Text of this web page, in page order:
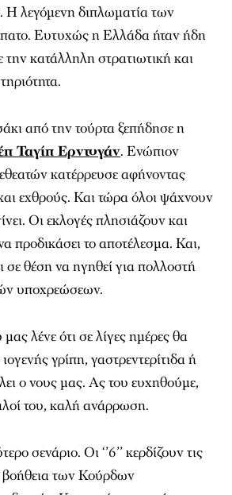
. Η λεγόμενη διπλωματία των
Ευτυχώς η Ελλάδα ήταν ήδη
την κατάλληλη στρατιωτική και
από την τούρτα ξεπήδησε η
Ταγίπ Ερντογάν. Ενώπιον
κατέρρευσε αφήνοντας
εχθρούς. Και τώρα όλοι ψάχνουν
Οι εκλογές πλησιάζουν και
προδικάσει το αποτέλεσμα. Και,
σε θέση να ηγηθεί για πολλοστή
υποχρεώσεων.
μας λένε ότι σε λίγες ημέρες θα
γρίπη, γαστρεντερίτιδα ή
ο νους μας. Ας του ευχηθούμε,
του, καλή ανάρρωση.
σενάριο. Οι ‘’6’’ κερδίζουν τις
βοήθεια των Κούρδων